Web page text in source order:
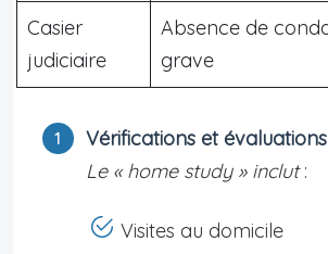
Casier
judiciaire
Absence de
grave
Vérifications et
Le « home study » inclut:
Visites au domicile